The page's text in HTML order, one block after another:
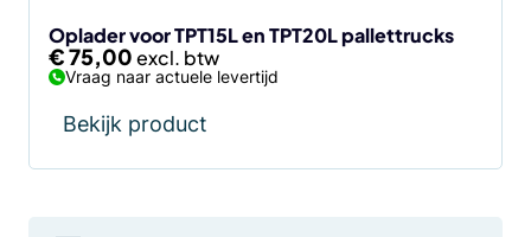
Oplader voor TPT15L en TPT20L pallettrucks
€75,00
Vraag naar actuele levertijd
Bekijk product